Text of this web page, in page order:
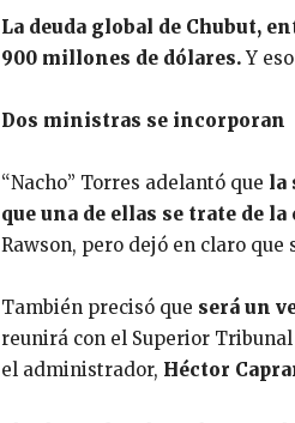
La deuda global de Chubut,
900 millones de dólares.Y
Dos ministras se incorporan
“Nacho” Torres adelantó que la
que una de ellas se trate de
Rawson, pero dejó en claro
También precisó que será un
reunirá con el Superior
el administrador, Héctor